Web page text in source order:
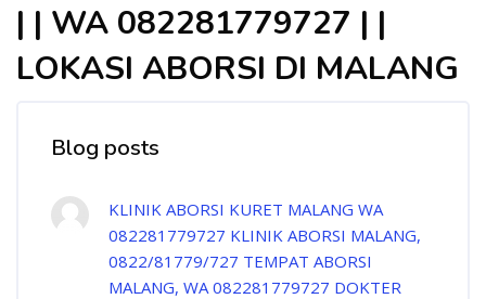
| | WA 082281779727 | |
LOKASI ABORSI DI MALANG
Blog posts
KLINIK ABORSI KURET MALANG WA
082281779727 KLINIK ABORSI MALANG,
0822/81779/727 TEMPAT ABORSI
MALANG, WA 082281779727 DOKTER